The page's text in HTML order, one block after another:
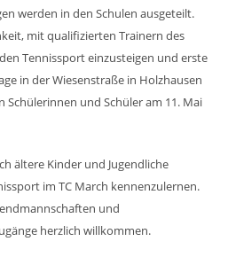
werden in den Schulen ausgeteilt.
mit qualifizierten Trainern des
Tennissport einzusteigen und erste
in der Wiesenstraße in Holzhausen
Schülerinnen und Schüler am 11. Mai
ältere Kinder und Jugendliche
im TC March kennenzulernen.
und
herzlich willkommen.